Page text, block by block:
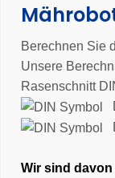
Schutzklasse–
Rasenpflege auf
3 Jahre Garantie
Berechnen Sie
Unsere
Rasenschnitt
Wir sind